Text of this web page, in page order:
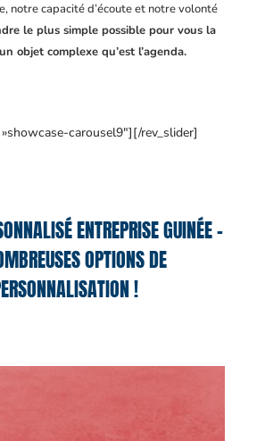
, notre capacité d’écoute et notre volonté
le plus simple possible pour vous la
objet complexe qu’est l’agenda.
carousel9″][/rev_slider]
ENTREPRISE GUINÉE –
OPTIONS DE
!